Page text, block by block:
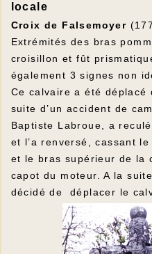
locale
Croix de Falsemoyer
Extrémités des bras
croisillon et fût
également 3 signes non
Ce calvaire a été déplacé
suite d’un accident de
Baptiste Labroue, a
et l’a renversé, cassant
et le bras supérieur de la
capot du moteur. A la
décidé de déplacer le